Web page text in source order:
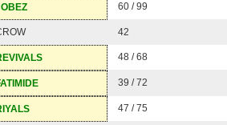
60 / 99
42
48 / 68
39 / 72
47 / 75